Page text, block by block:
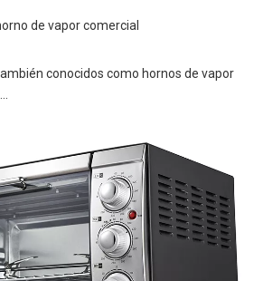
de vapor comercial
conocidos como hornos de vapor